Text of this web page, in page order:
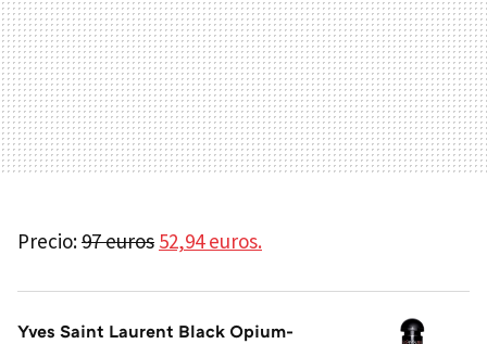
Precio:97 euros 52,94 euros.
Yves Saint Laurent Black Opium-